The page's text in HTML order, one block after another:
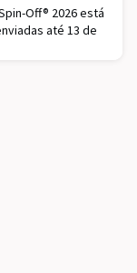
Off® 2026 está
até 13 de